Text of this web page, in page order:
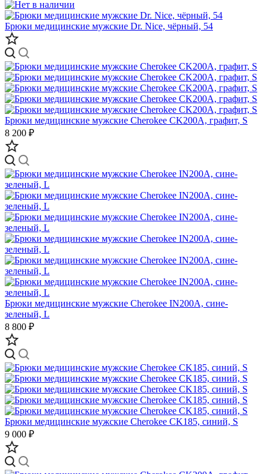
Брюки медицинские мужские Dr. Nice, чёрный, 54
Брюки медицинские мужские Cherokee CK200A, графит, S
8 200 ₽
Брюки медицинские мужские Cherokee IN200A, сине-
зеленый, L
8 800 ₽
Брюки медицинские мужские Cherokee CK185, синий, S
9 000 ₽